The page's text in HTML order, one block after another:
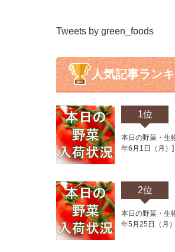
Tweets by green_foods
人気記事ラン
1位
本日の野菜・
年6月1日（月）]
2位
本日の野菜・
年5月25日（月